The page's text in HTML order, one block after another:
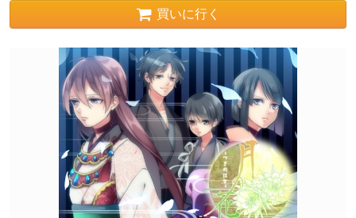
買いに行く